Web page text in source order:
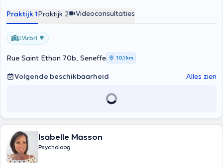
Praktijk 1Praktijk 2 Videoconsultaties
L'Arbri 🌳
Rue Saint Ethon 70b, Seneffe 10,1 km
Volgende beschikbaarheid Alles zien
Isabelle Masson
Psycholoog